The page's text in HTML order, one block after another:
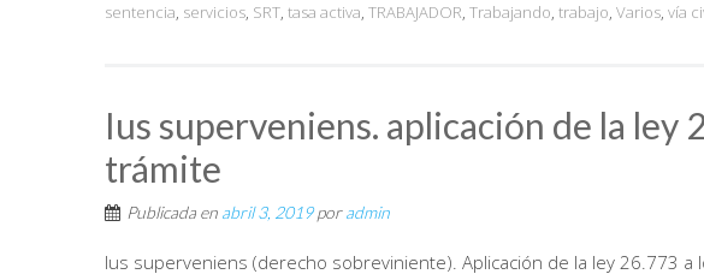
sentencia, servicios, SRT, tasa activa, TRABAJADOR, Trabajando, trabajo, Varios, vía
Ius superveniens. aplicación de la ley
trámite
Publicada en abril 3, 2019poradmin
Ius superveniens (derecho sobreviniente). Aplicación de la ley 26.773